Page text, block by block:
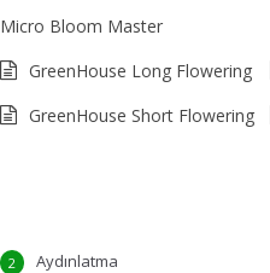
Micro Bloom Master
GreenHouse Long Flowering
GreenHouse Short Flowering
Aydınlatma
2